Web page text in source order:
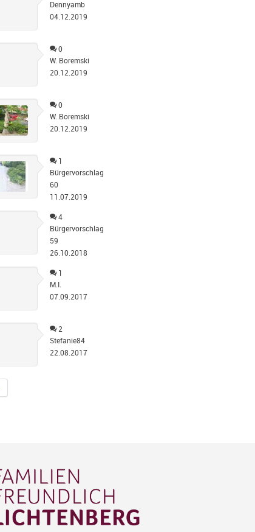
Dennyamb
04.12.2019
0
W. Boremski
20.12.2019
0
W. Boremski
20.12.2019
1
Bürgervorschlag
60
11.07.2019
4
Bürgervorschlag
59
26.10.2018
1
M.I.
07.09.2017
2
Stefanie84
22.08.2017